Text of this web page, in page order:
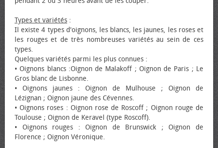
Types et variétés :
Il existe 4 types d'oignons, les blancs, les jaunes, les roses et
les rouges et de très nombreuses variétés au sein de ces
types.
Quelques variétés parmi les plus connues :
• Oignons blancs :Oignon de Malakoff ; Oignon de Paris ; Le
Gros blanc de Lisbonne.
• Oignons jaunes : Oignon de Mulhouse ; Oignon de
Lézignan ; Oignon jaune des Cévennes.
• Oignons roses : Oignon rose de Roscoff ; Oignon rouge de
Toulouse ; Oignon de Keravel (type Roscoff).
• Oignons rouges : Oignon de Brunswick ; Oignon de
Florence ; Oignon Véronique.